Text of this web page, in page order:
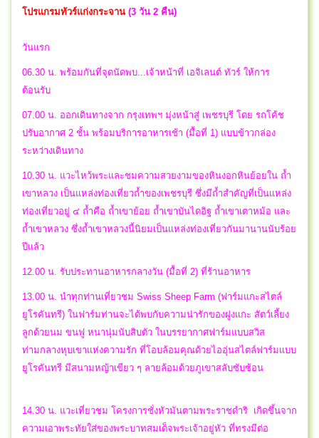
โปรแกรมทัวร์แก่งกระจาน (3 วัน 2 คืน)
วันแรก
06.30 น. พร้อมกันที่จุดนัดพบ...เจ้าหน้าที่ เอจิเลนต์ ทัวร์ ให้การ
ต้อนรับ
07.00 น. ออกเดินทางจาก กรุงเทพฯ มุ่งหน้าสู่ เพชรบุรี โดย รถโค้ช
ปรับอากาศ 2 ชั้น พร้อมบริการอาหารเช้า (มื้อที่ 1) แบบข้าวกล่อง
ระหว่างเดินทาง
10.30 น. แวะไหว้พระและชมความสวยงามของหินงอกหินย้อยใน ถ้ำ
เขาหลวง เป็นแหล่งท่องเที่ยวถ้ำของเพชรบุรี ซึ่งมีถ้ำสำคัญที่เป็นแหล่ง
ท่องเที่ยวอยู่ ๔ ถ้ำคือ ถ้ำเขาย้อย ถ้ำเขาบันไดอิฐ ถ้ำเขาเตาหม้อ และ
ถ้ำเขาหลวง ซึ่งถ้ำเขาหลวงนี้นิยมเป็นแหล่งท่องเที่ยวกันมานานนับร้อย
ปีแล้ว
12.00 น. รับประทานอาหารกลางวัน (มื้อที่ 2) ที่ร้านอาหาร
13.00 น. นำทุกท่านเที่ยวชม Swiss Sheep Farm (ฟาร์มแกะสไตล์
ยูโรคันทรี) ในฟาร์มท่านจะได้พบกับความน่ารักของฝูงแกะ สัตว์เลี้ยง
ลูกด้วยนม ขนฟู หนานุ่มนับสิบตัว ในบรรยากาศฟาร์มแบบสวิส
ท่ามกลางหุบเขาแห่งความรัก ที่โอบล้อมคุณด้วยไออุ่นสไตล์ฟาร์มแบบ
ยูโรคันทรี มีสนามหญ้าเขียว ๆ ลายล้อมด้วยภูเขาสลับซับซ้อน
14.30 น. แวะเที่ยวชม โครงการชั่งหัวมันตามพระราชดำริ เกิดขึ้นจาก
ความเอาพระทัยใส่ของพระบาทสมเด็จพระเจ้าอยู่หัว ที่ทรงมีต่อ